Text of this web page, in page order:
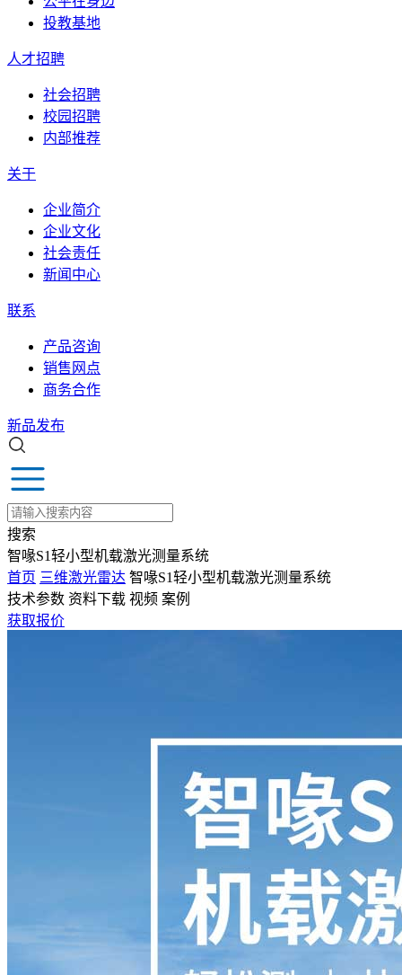
投教基地
人才招聘
社会招聘
校园招聘
内部推荐
关于
企业简介
企业文化
社会责任
新闻中心
联系
产品咨询
销售网点
商务合作
新品发布
搜索
智喙S1轻小型机载激光测量系统
首页 三维激光雷达 智喙S1轻小型机载激光测量系统
技术参数 资料下载 视频 案例
获取报价